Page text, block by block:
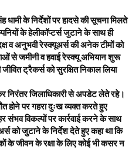
धामी के निर्देशों पर हादसे की सूचना मिलते
के हेलीकॉप्टर्स जुटाने के साथ ही
व अनुभवी रेस्क्यूअर्स की अनेक टीमों को
से जमीनी व हवाई रेस्क्यू अभियान शुरू
ट्रैकर्स को सुरक्षित निकाल लिया
जिलाधिकारी से अपडेट लेते रहे।
होने पर गहरा दुःख व्यक्त करते हुए
संभव विकल्पों पर कार्रवाई करने के साथ
को जुटाने के निर्देश देते हुए कहा था कि
के जीवन के रक्षा के लिए कोई भी कसर न